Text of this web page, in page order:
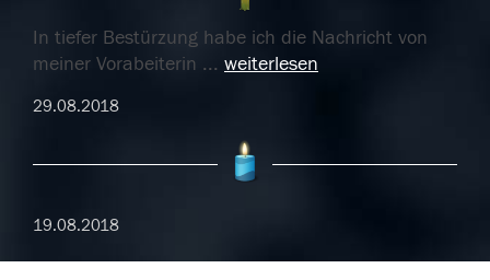
In tiefer Bestürzung habe ich die Nachricht von
meiner Vorabeiterin ... weiterlesen
29.08.2018
19.08.2018